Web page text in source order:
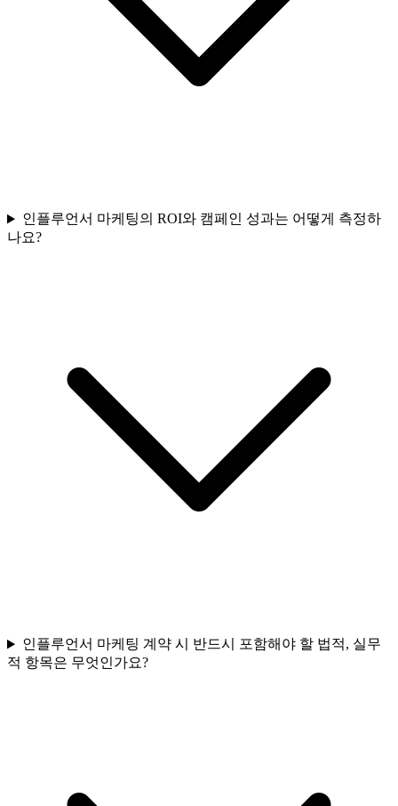
인플루언서 마케팅의 ROI와 캠페인 성과는 어떻게 측정하
나요?
인플루언서 마케팅 계약 시 반드시 포함해야 할 법적, 실무
적 항목은 무엇인가요?